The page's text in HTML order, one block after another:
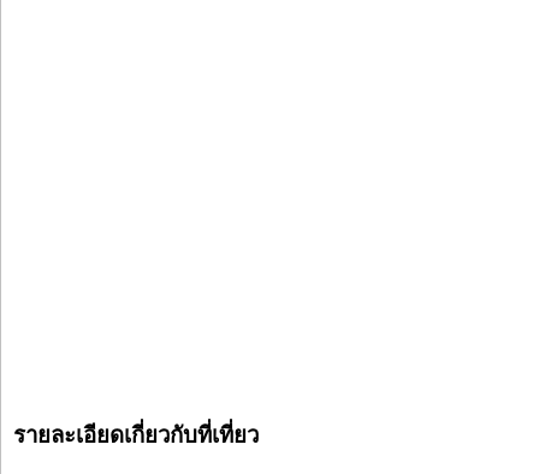
รายละเอียดเกี่ยวกับที่เที่ยว